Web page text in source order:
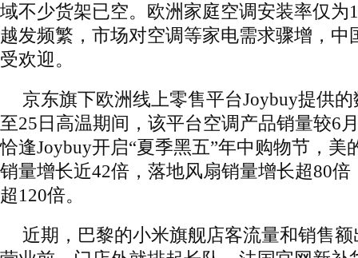
域不少货架已空。欧洲家庭空调安装率仅为
越发频繁，市场对空调等家电需求骤增，中
受欢迎。
京东旗下欧洲线上零售平台Joybuy提供
至25日高温期间，该平台空调产品销量较6
恰逢Joybuy开启“夏季黑五”年中购物节，美
销量增长近42倍，落地风扇销量增长超80
超120倍。
近期，巴黎的小米旗舰店客流量和销售